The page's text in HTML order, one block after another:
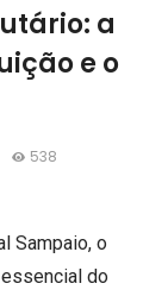
a
e o
538
Sampaio, o
do